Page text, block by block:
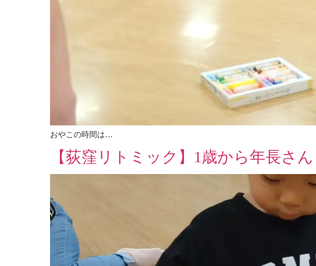
おやこの時間は…
【荻窪リトミック】1歳から年長さ